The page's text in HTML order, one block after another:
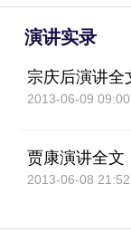
演讲实录
宗庆后演讲全
2013-06-09
贾康演讲全文
2013-06-08